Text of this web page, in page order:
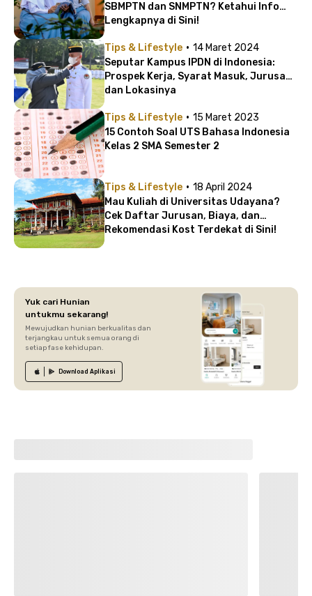
SBMPTN dan SNMPTN? Ketahui Info
Lengkapnya di Sini!
Tips & Lifestyle · 14 Maret 2024
Seputar Kampus IPDN di Indonesia:
Prospek Kerja, Syarat Masuk, Jurusan,
dan Lokasinya
Tips & Lifestyle · 15 Maret 2023
15 Contoh Soal UTS Bahasa Indonesia
Kelas 2 SMA Semester 2
Tips & Lifestyle · 18 April 2024
Mau Kuliah di Universitas Udayana?
Cek Daftar Jurusan, Biaya, dan
Rekomendasi Kost Terdekat di Sini!
Yuk cari Hunian
untukmu sekarang!
Mewujudkan hunian berkualitas dan
terjangkau untuk semua orang di
setiap fase kehidupan.
Download Aplikasi